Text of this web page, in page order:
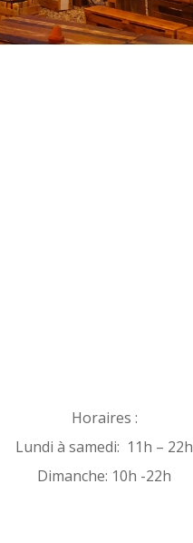
Horaires :
Lundi à samedi: 11h – 22h
Dimanche: 10h -22h